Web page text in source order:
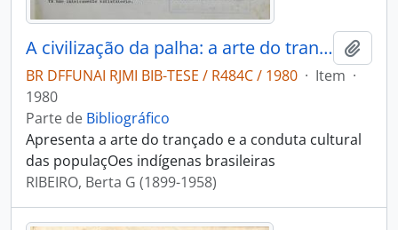
A civilização da palha: a arte do trançado dos índios do Brasil
BR DFFUNAI RJMI BIB-TESE / R484C / 1980 · Item ·
1980
Parte de Bibliográfico
Apresenta a arte do trançado e a conduta cultural
das populaçOes indígenas brasileiras
RIBEIRO, Berta G (1899-1958)